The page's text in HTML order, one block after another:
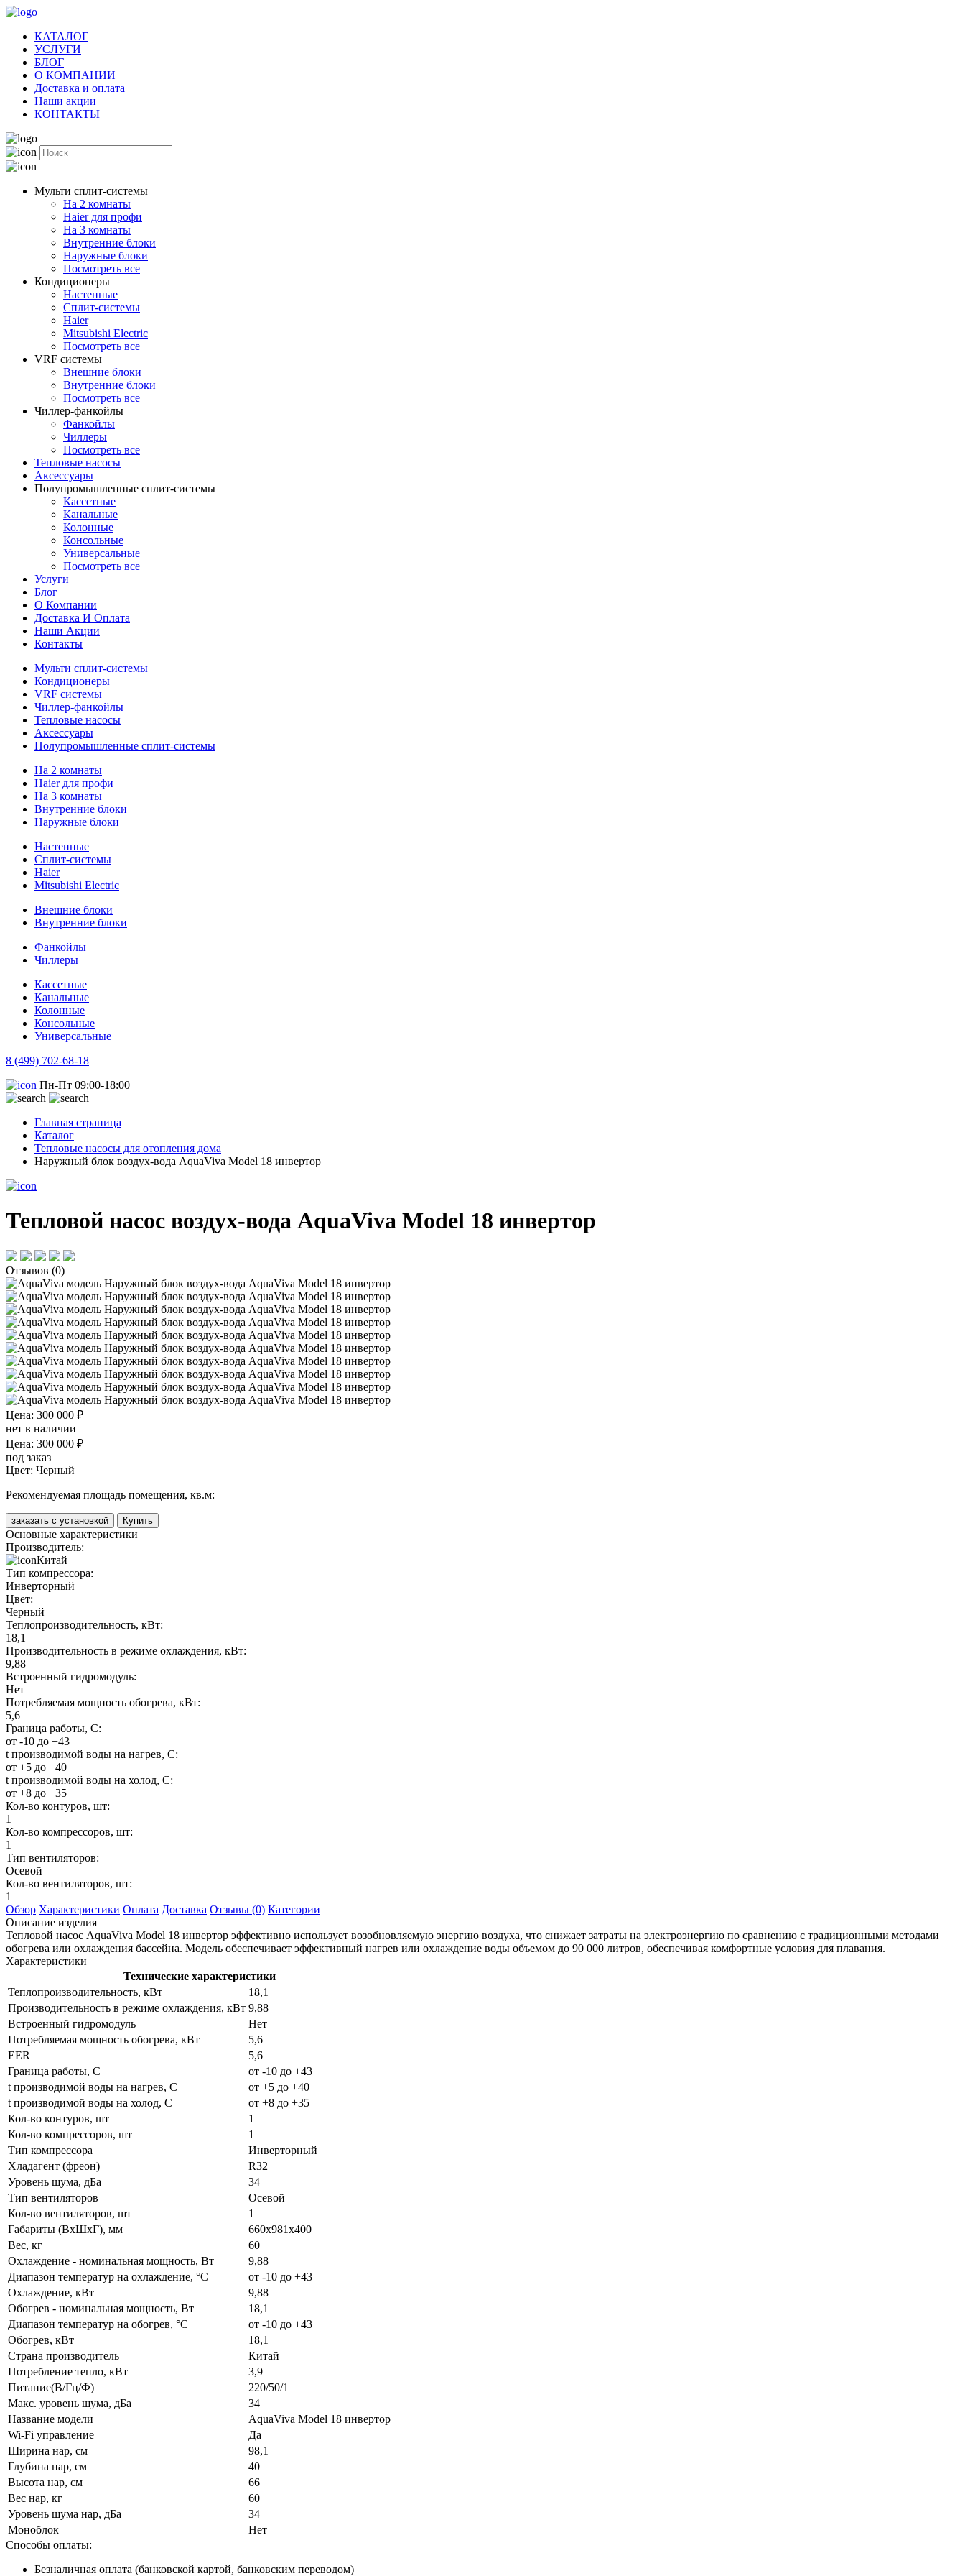
КАТАЛОГ
УСЛУГИ
БЛОГ
О КОМПАНИИ
Доставка и оплата
Наши акции
КОНТАКТЫ
Мульти сплит-системы
На 2 комнаты
Haier для профи
На 3 комнаты
Внутренние блоки
Наружные блоки
Посмотреть все
Кондиционеры
Настенные
Сплит-системы
Haier
Mitsubishi Electric
Посмотреть все
VRF системы
Внешние блоки
Внутренние блоки
Посмотреть все
Чиллер-фанкойлы
Фанкойлы
Чиллеры
Посмотреть все
Тепловые насосы
Аксессуары
Полупромышленные сплит-системы
Кассетные
Канальные
Колонные
Консольные
Универсальные
Посмотреть все
Услуги
Блог
О Компании
Доставка И Оплата
Наши Акции
Контакты
Мульти сплит-системы
Кондиционеры
VRF системы
Чиллер-фанкойлы
Тепловые насосы
Аксессуары
Полупромышленные сплит-системы
На 2 комнаты
Haier для профи
На 3 комнаты
Внутренние блоки
Наружные блоки
Настенные
Сплит-системы
Haier
Mitsubishi Electric
Внешние блоки
Внутренние блоки
Фанкойлы
Чиллеры
Кассетные
Канальные
Колонные
Консольные
Универсальные
8 (499) 702-68-18
Пн-Пт 09:00-18:00
Главная страница
Каталог
Тепловые насосы для отопления дома
Наружный блок воздух-вода AquaViva Model 18 инвертор
Тепловой насос воздух-вода AquaViva Model 18 инвертор
Отзывов (0)
Цена: 300 000 ₽
нет в наличии
Цена: 300 000 ₽
под заказ
Цвет: Черный
Рекомендуемая площадь помещения, кв.м:
заказать с установкой Купить
Основные характеристики
Производитель:
Китай
Тип компрессора:
Инверторный
Цвет:
Черный
Теплопроизводительность, кВт:
18,1
Производительность в режиме охлаждения, кВт:
9,88
Встроенный гидромодуль:
Нет
Потребляемая мощность обогрева, кВт:
5,6
Граница работы, С:
от -10 до +43
t производимой воды на нагрев, С:
от +5 до +40
t производимой воды на холод, С:
от +8 до +35
Кол-во контуров, шт:
1
Кол-во компрессоров, шт:
1
Тип вентиляторов:
Осевой
Кол-во вентиляторов, шт:
1
Обзор Характеристики Оплата Доставка Отзывы (0) Категории
Описание изделия
Тепловой насос AquaViva Model 18 инвертор эффективно использует возобновляемую энергию воздуха, что снижает затраты на электроэнергию по сравнению с традиционными методами
обогрева или охлаждения бассейна. Модель обеспечивает эффективный нагрев или охлаждение воды объемом до 90 000 литров, обеспечивая комфортные условия для плавания.
Характеристики
Технические характеристики
Теплопроизводительность, кВт
18,1
Производительность в режиме охлаждения, кВт 9,88
Встроенный гидромодуль
Нет
Потребляемая мощность обогрева, кВт
5,6
EER
5,6
Граница работы, С
от -10 до +43
t производимой воды на нагрев, С
от +5 до +40
t производимой воды на холод, С
от +8 до +35
Кол-во контуров, шт
1
Кол-во компрессоров, шт
1
Тип компрессора
Инверторный
Хладагент (фреон)
R32
Уровень шума, дБа
34
Тип вентиляторов
Осевой
Кол-во вентиляторов, шт
1
Габариты (ВxШxГ), мм
660x981x400
Вес, кг
60
Охлаждение - номинальная мощность, Вт
9,88
Диапазон температур на охлаждение, °C
от -10 до +43
Охлаждение, кВт
9,88
Обогрев - номинальная мощность, Вт
18,1
Диапазон температур на обогрев, °C
от -10 до +43
Обогрев, кВт
18,1
Страна производитель
Китай
Потребление тепло, кВт
3,9
Питание(В/Гц/Ф)
220/50/1
Макс. уровень шума, дБа
34
Название модели
AquaViva Model 18 инвертор
Wi-Fi управление
Да
Ширина нар, см
98,1
Глубина нар, см
40
Высота нар, см
66
Вес нар, кг
60
Уровень шума нар, дБа
34
Моноблок
Нет
Способы оплаты:
Безналичная оплата (банковской картой, банковским переводом)